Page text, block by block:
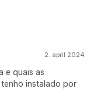
2. april 2024
e quais as
instalado por